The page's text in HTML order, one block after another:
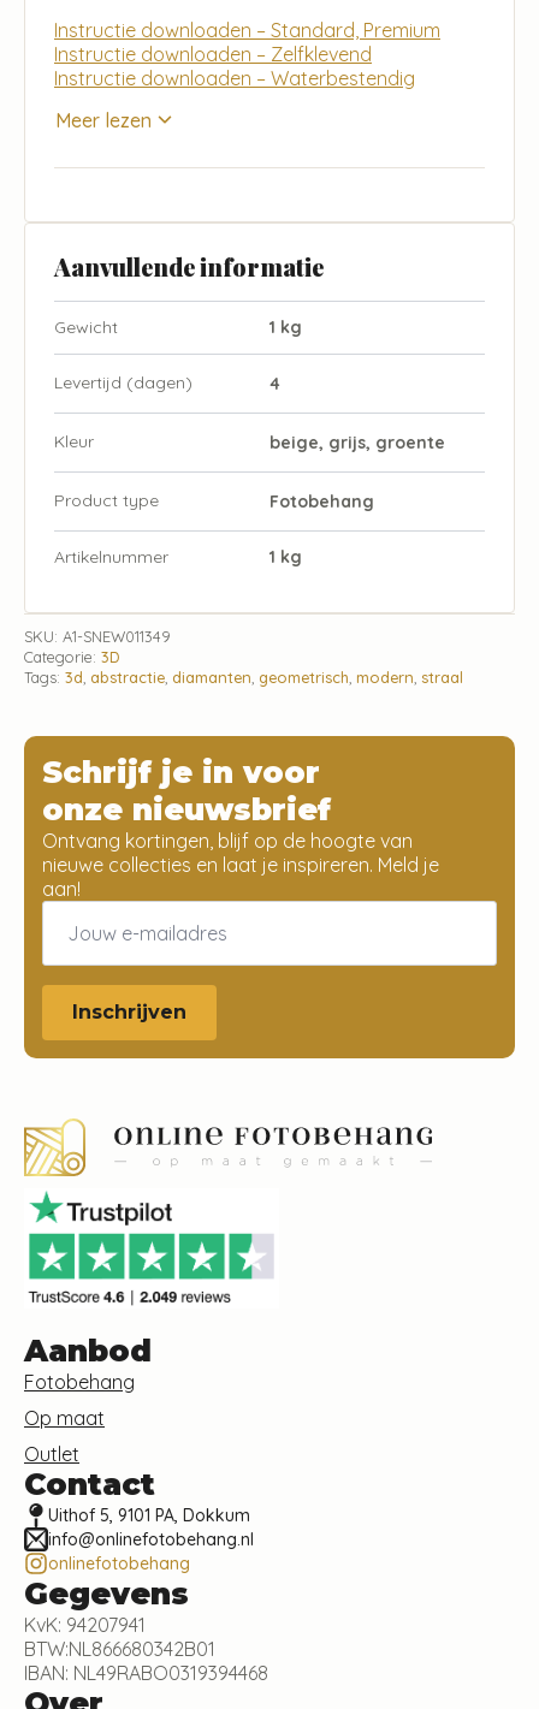
Instructie downloaden – Standard, Premium
Instructie downloaden – Zelfklevend
Instructie downloaden – Waterbestendig
Meer lezen
Aanvullende informatie
Gewicht 1 kg
Levertijd (dagen) 4
Kleur beige, grijs, groente
Product type Fotobehang
Artikelnummer 1 kg
SKU: A1-SNEW011349
Categorie: 3D
Tags: 3d abstractie diamanten geometrisch modern straal
Schrijf je in voor
onze nieuwsbrief
Ontvang kortingen, blijf op de hoogte van
nieuwe collecties en laat je inspireren. Meld je
aan!
Email
Inschrijven
Aanbod
Fotobehang
Op maat
Outlet
Contact
Uithof 5, 9101 PA, Dokkum
info@onlinefotobehang.nl
onlinefotobehang
Gegevens
KvK: 94207941
BTW:NL866680342B01
IBAN: NL49RABO0319394468